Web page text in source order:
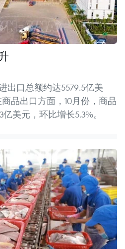
出口总额约达5579.5亿美
品出口方面，10月份，商品
美元，环比增长5.3%。